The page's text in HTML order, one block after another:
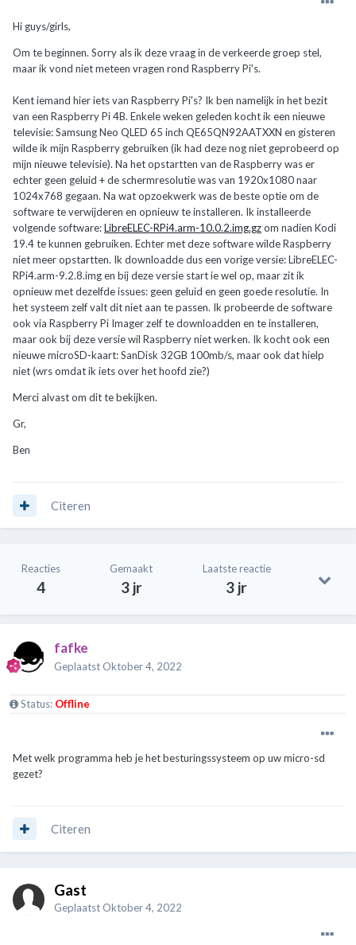
Hi guys/girls,
Om te beginnen. Sorry als ik deze vraag in de verkeerde groep stel,
maar ik vond niet meteen vragen rond Raspberry Pi's.
Kent iemand hier iets van Raspberry Pi's? Ik ben namelijk in het bezit
van een Raspberry Pi 4B. Enkele weken geleden kocht ik een nieuwe
televisie: Samsung Neo QLED 65 inch QE65QN92AATXXN en gisteren
wilde ik mijn Raspberry gebruiken (ik had deze nog niet geprobeerd op
mijn nieuwe televisie). Na het opstartten van de Raspberry was er
echter geen geluid + de schermresolutie was van 1920x1080 naar
1024x768 gegaan. Na wat opzoekwerk was de beste optie om de
software te verwijderen en opnieuw te installeren. Ik installeerde
volgende software:LibreELEC-RPi4.arm-10.0.2.img.gzom nadien Kodi
19.4 te kunnen gebruiken. Echter met deze software wilde Raspberry
niet meer opstartten. Ik downloadde dus een vorige versie: LibreELEC-
RPi4.arm-9.2.8.img en bij deze versie start ie wel op, maar zit ik
opnieuw met dezelfde issues: geen geluid en geen goede resolutie. In
het systeem zelf valt dit niet aan te passen. Ik probeerde de software
ook via Raspberry Pi Imager zelf te downloadden en te installeren,
maar ook bij deze versie wil Raspberry niet werken. Ik kocht ook een
nieuwe microSD-kaart: SanDisk 32GB 100mb/s, maar ook dat hielp
niet (wrs omdat ik iets over het hoofd zie?)
Merci alvast om dit te bekijken.
Gr,
Ben
Citeren
Reacties
4
Gemaakt
3 jr
Laatste reactie
3 jr
fafke
Geplaatst Oktober 4, 2022
Status: Offline
Met welk programma heb je het besturingssysteem op uw micro-sd
gezet?
Citeren
Gast
Geplaatst Oktober 4, 2022